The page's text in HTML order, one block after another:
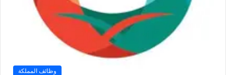
وظائف المملكة